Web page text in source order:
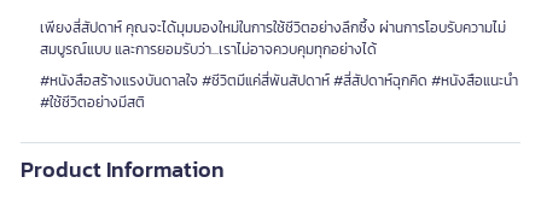
เพียงสี่สัปดาห์ คุณจะได้มุมมองใหม่ในการใช้ชีวิตอย่างลึกซึ้ง ผ่านการโอบรับความไม่
สมบูรณ์แบบ และการยอมรับว่า...เราไม่อาจควบคุมทุกอย่างได้
#หนังสือสร้างแรงบันดาลใจ #ชีวิตมีแค่สี่พันสัปดาห์ #สี่สัปดาห์ฉุกคิด #หนังสือแนะนำ
#ใช้ชีวิตอย่างมีสติ
Product Information